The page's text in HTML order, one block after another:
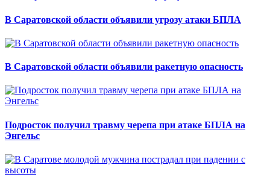
В Саратовской области объявили угрозу атаки БПЛА
В Саратовской области объявили ракетную опасность
Подросток получил травму черепа при атаке БПЛА на
Энгельс